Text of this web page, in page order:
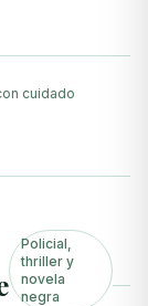
cuidado
Policial,
thriller y
novela
negra